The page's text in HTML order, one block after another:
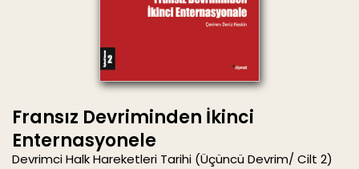
Fransız Devriminden İkinci
Enternasyonele
Devrimci Halk Hareketleri Tarihi (Üçüncü Devrim/ Cilt 2)